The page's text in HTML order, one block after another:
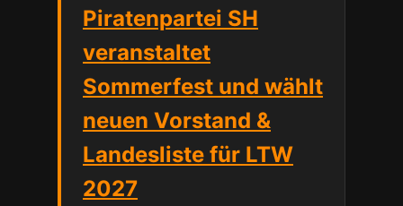
Piratenpartei SH
veranstaltet
Sommerfest und wählt
neuen Vorstand &
Landesliste für LTW
2027